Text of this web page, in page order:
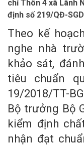
chỉ Thôn 4 xã Lãnh
định số 219/QĐ-
Theo kế
nghe nhà
khảo sát,
tiêu chuẩn
19/2018/TT-
Bộ trưởng Bộ
kiểm định
nhận đạt